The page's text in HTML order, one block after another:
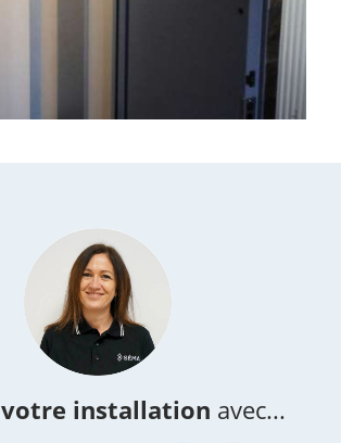
votre installation avec...